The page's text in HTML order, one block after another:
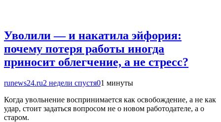
Уволили — и накатила эйфория:
почему потеря работы иногда
приносит облегчение, а не стресс?
runews24.ru2 недели спустя01 минуты
Когда увольнение воспринимается как освобождение, а не как
удар, стоит задаться вопросом не о новом работодателе, а о
старом.